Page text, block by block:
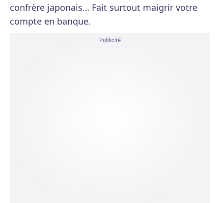
confrère japonais… Fait surtout maigrir votre
compte en banque.
Publicité